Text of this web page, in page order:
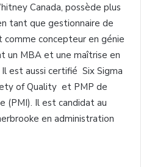
Canada, possède plus
tant que gestionnaire de
comme concepteur en génie
un MBA et une maîtrise en
Ilest aussi certifié Six Sigma
of Quality et PMP de
(PMI). Il est candidat au
en administration